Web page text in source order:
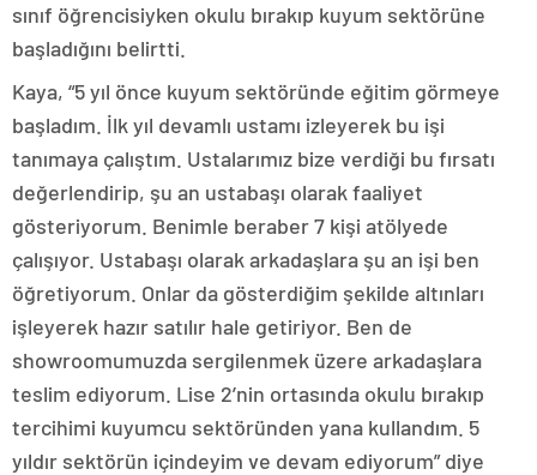
sınıf öğrencisiyken okulu bırakıp kuyum sektörüne
başladığını belirtti.
Kaya, “5 yıl önce kuyum sektöründe eğitim görmeye
başladım. İlk yıl devamlı ustamı izleyerek bu işi
tanımaya çalıştım. Ustalarımız bize verdiği bu fırsatı
değerlendirip, şu an ustabaşı olarak faaliyet
gösteriyorum. Benimle beraber 7 kişi atölyede
çalışıyor. Ustabaşı olarak arkadaşlara şu an işi ben
öğretiyorum. Onlar da gösterdiğim şekilde altınları
işleyerek hazır satılır hale getiriyor. Ben de
showroomumuzda sergilenmek üzere arkadaşlara
teslim ediyorum. Lise 2’nin ortasında okulu bırakıp
tercihimi kuyumcu sektöründen yana kullandım. 5
yıldır sektörün içindeyim ve devam ediyorum” diye